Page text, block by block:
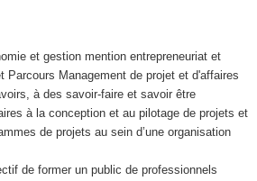
et gestion mention entrepreneuriat et
Parcours Management de projet et d'affaires
à des savoir-faire et savoir être
à la conception et au pilotage de projets et
de projets au sein d’une organisation
de former un public de professionnels